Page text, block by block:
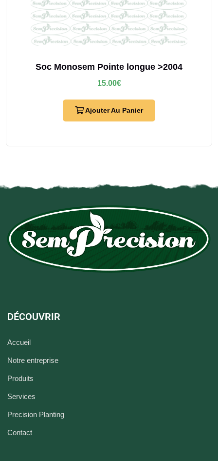
Soc Monosem Pointe longue >2004
15.00€
Ajouter Au Panier
DÉCOUVRIR
Accueil
Notre entreprise
Produits
Services
Precision Planting
Contact